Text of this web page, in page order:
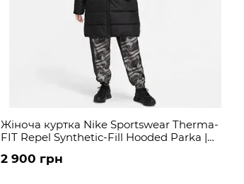
Жіноча куртка Nike Sportswear Therma-
FIT Repel Synthetic-Fill Hooded Parka |
2 900 грн